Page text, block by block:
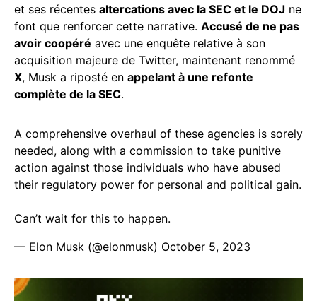
et ses récentes altercations avec la SEC et le DOJ ne
font que renforcer cette narrative. Accusé de ne pas
avoir coopéré avec une enquête relative à son
acquisition majeure de Twitter, maintenant renommé
X, Musk a riposté en appelant à une refonte
complète de la SEC.
A comprehensive overhaul of these agencies is sorely
needed, along with a commission to take punitive
action against those individuals who have abused
their regulatory power for personal and political gain.
Can’t wait for this to happen.
— Elon Musk (@elonmusk) October 5, 2023